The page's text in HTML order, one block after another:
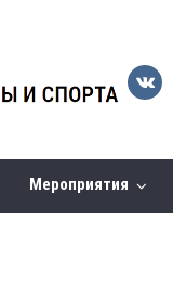
Мероприятия